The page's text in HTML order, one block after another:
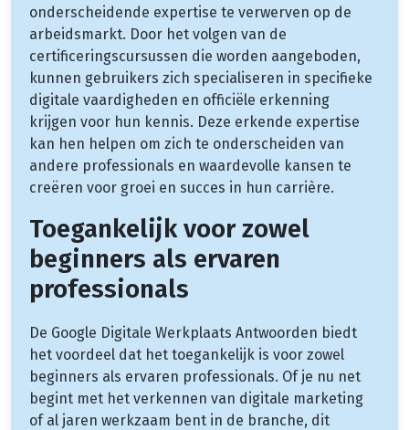
onderscheidende expertise te verwerven op de
arbeidsmarkt. Door het volgen van de
certificeringscursussen die worden aangeboden,
kunnen gebruikers zich specialiseren in specifieke
digitale vaardigheden en officiële erkenning
krijgen voor hun kennis. Deze erkende expertise
kan hen helpen om zich te onderscheiden van
andere professionals en waardevolle kansen te
creëren voor groei en succes in hun carrière.
Toegankelijk voor zowel
beginners als ervaren
professionals
De Google Digitale Werkplaats Antwoorden biedt
het voordeel dat het toegankelijk is voor zowel
beginners als ervaren professionals. Of je nu net
begint met het verkennen van digitale marketing
of al jaren werkzaam bent in de branche, dit